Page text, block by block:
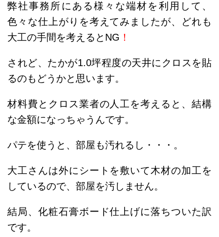
弊社事務所にある様々な端材を利用して、
色々な仕上がりを考えてみましたが、どれも
大工の手間を考えるとNG ！
されど、たかが1.0坪程度の天井にクロスを貼
るのもどうかと思います。
材料費とクロス業者の人工を考えると、結構
な金額になっちゃうんです。
パテを使うと、部屋も汚れるし・・・。
大工さんは外にシートを敷いて木材の加工を
しているので、部屋を汚しません。
結局、化粧石膏ボード仕上げに落ちついた訳
です。